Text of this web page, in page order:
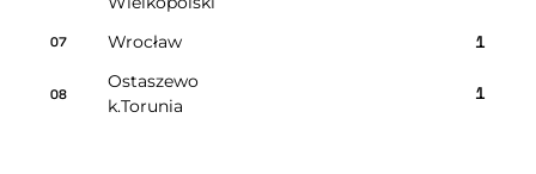
07 Wrocław 1
08
Ostaszewo
k.Torunia
1